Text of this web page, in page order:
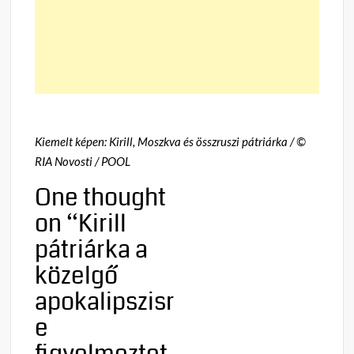
Kiemelt képen: Kirill, Moszkva és összruszi pátriárka / ©
RIA Novosti / POOL
One thought
on “Kirill
pátriárka a
közelgő
apokalipszisr
e